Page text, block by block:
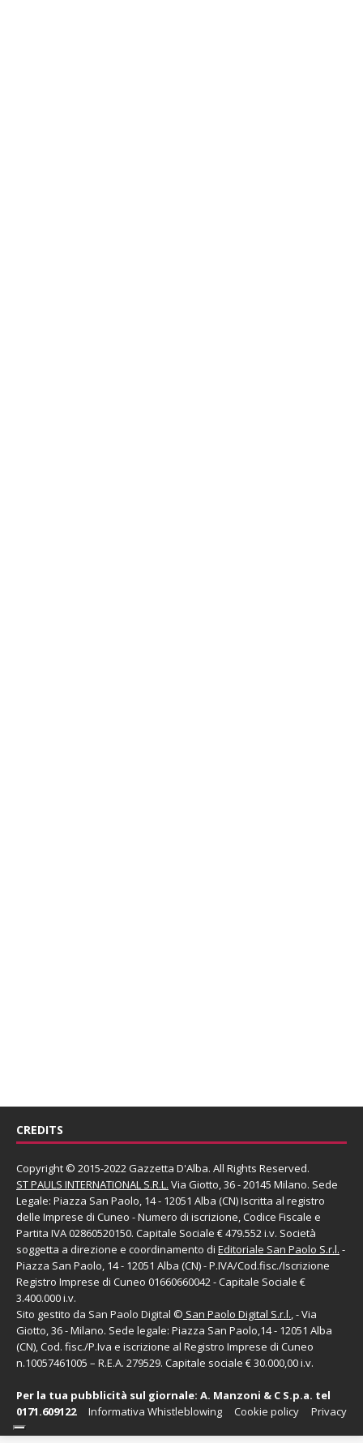
CREDITS
Copyright © 2015-2022 Gazzetta D'Alba. All Rights Reserved.
ST PAULS INTERNATIONAL S.R.L. Via Giotto, 36 - 20145 Milano. Sede
Legale: Piazza San Paolo, 14 - 12051 Alba (CN) Iscritta al registro
delle Imprese di Cuneo - Numero di iscrizione, Codice Fiscale e
Partita IVA 02860520150. Capitale Sociale € 479.552 i.v. Società
soggetta a direzione e coordinamento di Editoriale San Paolo S.r.l. -
Piazza San Paolo, 14 - 12051 Alba (CN) - P.IVA/Cod.fisc./Iscrizione
Registro Imprese di Cuneo 01660660042 - Capitale Sociale €
3.400.000 i.v.
Sito gestito da San Paolo Digital © San Paolo Digital S.r.l., - Via
Giotto, 36 - Milano. Sede legale: Piazza San Paolo,14 - 12051 Alba
(CN), Cod. fisc./P.Iva e iscrizione al Registro Imprese di Cuneo
n.10057461005 – R.E.A. 279529. Capitale sociale € 30.000,00 i.v.
Per la tua pubblicità sul giornale: A. Manzoni & C S.p.a. tel
0171.609122
Privacy
Cookie policy
Informativa Whistleblowing